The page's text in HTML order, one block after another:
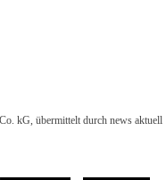
kG, übermittelt durch news aktuell